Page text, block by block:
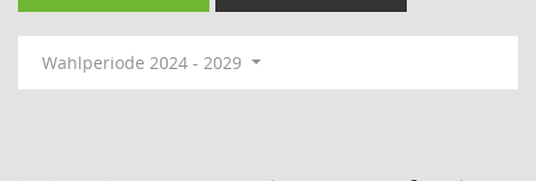
Wahlperiode 2024 - 2029